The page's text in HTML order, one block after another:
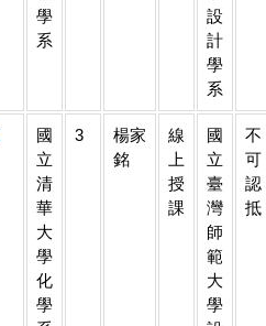
學
系
設
計
學
系
國
立
清
華
大
學
化
學
3
楊家
銘
線
上
授
課
國
立
臺
灣
師
範
大
學
不
可
認
抵